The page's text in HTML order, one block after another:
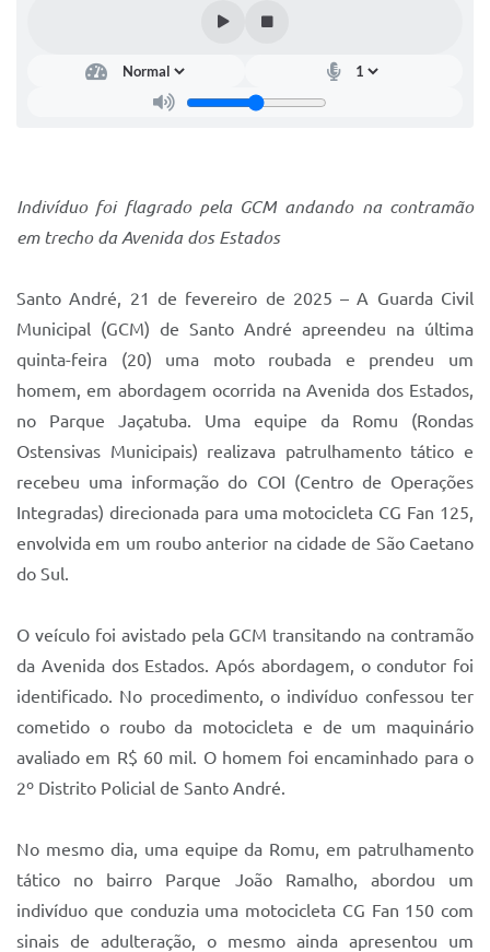
Legislação
Lei de acesso à informação
Mobilidade Urbana Sustentável
Ouvidoria da Cidade
Parque Escola
Portal da Educação
SIC
Autarquias
Indivíduo foi flagrado pela GCM andando na contramão
em trecho da Avenida dos Estados
Santo André, 21 de fevereiro de 2025 – A Guarda Civil
Municipal (GCM) de Santo André apreendeu na última
quinta-feira (20) uma moto roubada e prendeu um
homem, em abordagem ocorrida na Avenida dos Estados,
no Parque Jaçatuba. Uma equipe da Romu (Rondas
Ostensivas Municipais) realizava patrulhamento tático e
recebeu uma informação do COI (Centro de Operações
Integradas) direcionada para uma motocicleta CG Fan 125,
envolvida em um roubo anterior na cidade de São Caetano
do Sul.
O veículo foi avistado pela GCM transitando na contramão
da Avenida dos Estados. Após abordagem, o condutor foi
identificado. No procedimento, o indivíduo confessou ter
cometido o roubo da motocicleta e de um maquinário
avaliado em R$ 60 mil. O homem foi encaminhado para o
2º Distrito Policial de Santo André.
No mesmo dia, uma equipe da Romu, em patrulhamento
tático no bairro Parque João Ramalho, abordou um
indivíduo que conduzia uma motocicleta CG Fan 150 com
sinais de adulteração, o mesmo ainda apresentou um